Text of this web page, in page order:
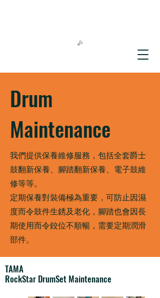
Drum
Maintenance
我們提供保養維修服務，包括全套爵士
鼓翻新保養、腳踏翻新保養、電子鼓維
修等等。
定期保養對裝備極為重要，可防止因濕
度而令鼓件生銹及老化，腳踏也會因長
期使用而令鉸位不順暢，需要定期潤滑
部件。
TAMA
RockStar DrumSet Maintenance